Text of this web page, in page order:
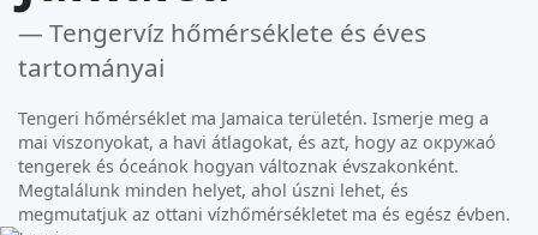
— Tengervíz hőmérséklete és éves
tartományai
Tengeri hőmérséklet ma Jamaica területén. Ismerje meg a
mai viszonyokat, a havi átlagokat, és azt, hogy az окружаó
tengerek és óceánok hogyan változnak évszakonként.
Megtalálunk minden helyet, ahol úszni lehet, és
megmutatjuk az ottani vízhőmérsékletet ma és egész évben.